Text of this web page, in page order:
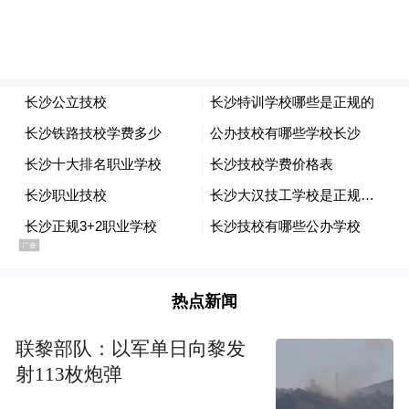
热点新闻
联黎部队：以军单日向黎发
射113枚炮弹